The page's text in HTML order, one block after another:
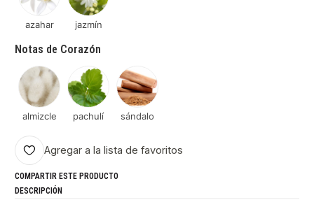
azahar jazmín
Notas de Corazón
almizcle pachulí sándalo
Agregar a la lista de favoritos
COMPARTIR ESTE PRODUCTO
DESCRIPCIÓN